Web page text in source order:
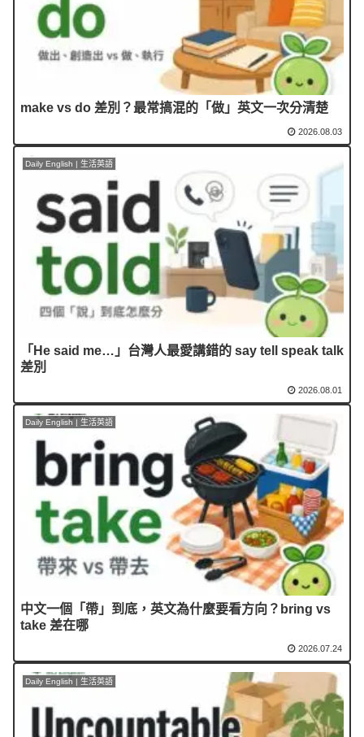
make vs do 差別？最常搞混的「做」英文一次分清楚
2026.08.03
Daily English | 生活英語
「He said me…」台灣人最愛講錯的 say tell speak talk
差別
2026.08.01
Daily English | 生活英語
中文一個「帶」到底，英文為什麼要看方向？bring vs
take 差在哪
2026.07.24
Daily English | 生活英語